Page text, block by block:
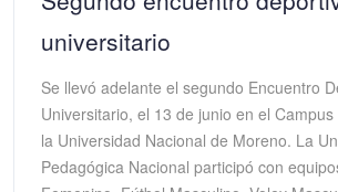
universitario
Se llevó adelante el segundo Encuentro
Universitario, el 13 de junio en el
la Universidad Nacional de Moreno. La
Pedagógica Nacional participó con